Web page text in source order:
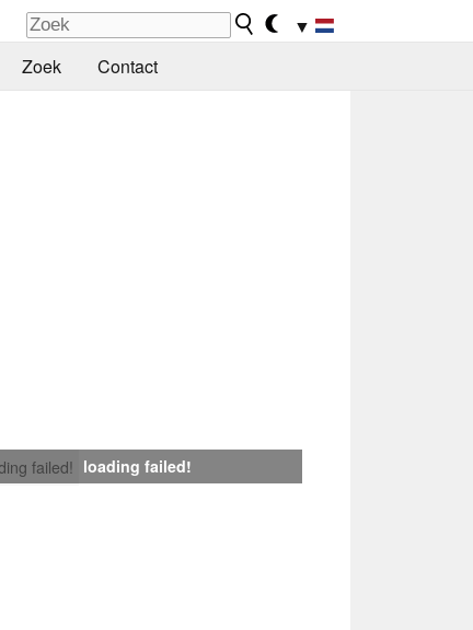
▼
Zoek Contact
failed! loading failed!